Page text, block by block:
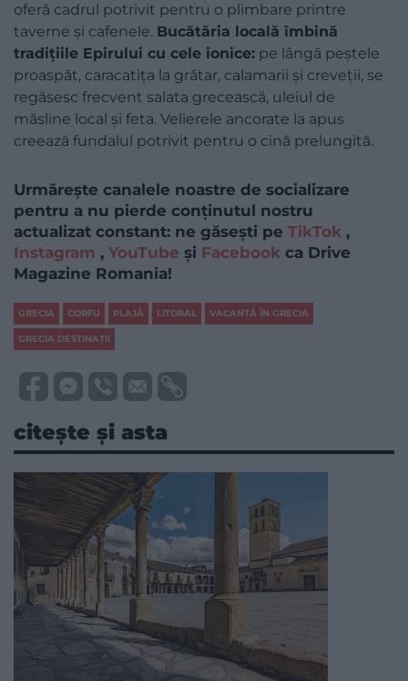
oferă cadrul potrivit pentru o plimbare printre
taverne și cafenele. Bucătăria locală îmbină
tradițiile Epirului cu cele ionice: pe lângă peștele
proaspăt, caracatița la grătar, calamarii și creveții, se
regăsesc frecvent salata grecească, uleiul de
măsline local și feta. Velierele ancorate la apus
creează fundalul potrivit pentru o cină prelungită.
Urmărește canalele noastre de socializare
pentru a nu pierde conținutul nostru
actualizat constant: ne găsești pe TikTok ,
Instagram , YouTube și Facebook ca Drive
Magazine Romania!
GRECIA CORFU PLAJĂ LITORAL VACANȚĂ ÎN GRECIA
GRECIA DESTINAȚII
citește și asta